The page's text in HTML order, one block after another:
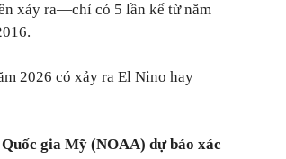
xảy ra—chỉ có 5 lần kể từ năm
2026 có xảy ra El Nino hay
gia Mỹ (NOAA) dự báo xác